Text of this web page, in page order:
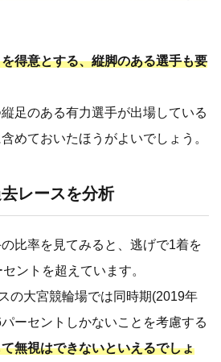
得意とする、縦脚のある選手も要
足のある有力選手が出場している
めておいたほうがよいでしょう。
レースを分析
比率を見てみると、逃げで1着を
ントを超えています。
の大宮競輪場では同時期(2019年
ーセントしかないことを考慮する
無視はできないといえるでしょ